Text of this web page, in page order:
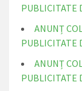
PUBLICITATE
ANUNȚ
PUBLICITATE
ANUNȚ
PUBLICITATE